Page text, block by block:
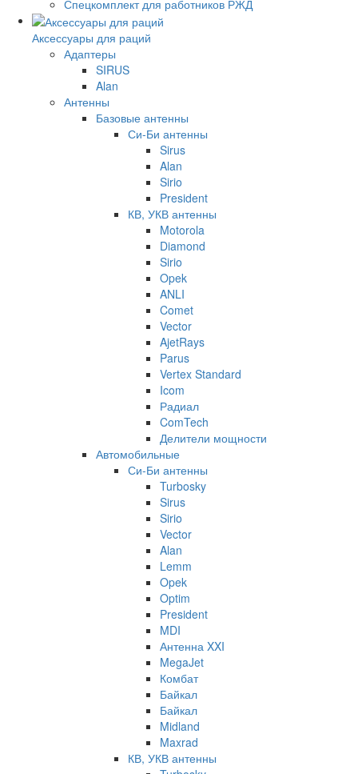
Спецкомплект для работников РЖД
Аксессуары для раций
Адаптеры
SIRUS
Alan
Антенны
Базовые антенны
Си-Би антенны
Sirus
Alan
Sirio
President
КВ, УКВ антенны
Motorola
Diamond
Sirio
Opek
ANLI
Comet
Vector
AjetRays
Parus
Vertex Standard
Icom
Радиал
ComTech
Делители мощности
Автомобильные
Си-Би антенны
Turbosky
Sirus
Sirio
Vector
Alan
Lemm
Opek
Optim
President
MDI
Антенна XXI
MegaJet
Комбат
Байкал
Байкал
Midland
Maxrad
КВ, УКВ антенны